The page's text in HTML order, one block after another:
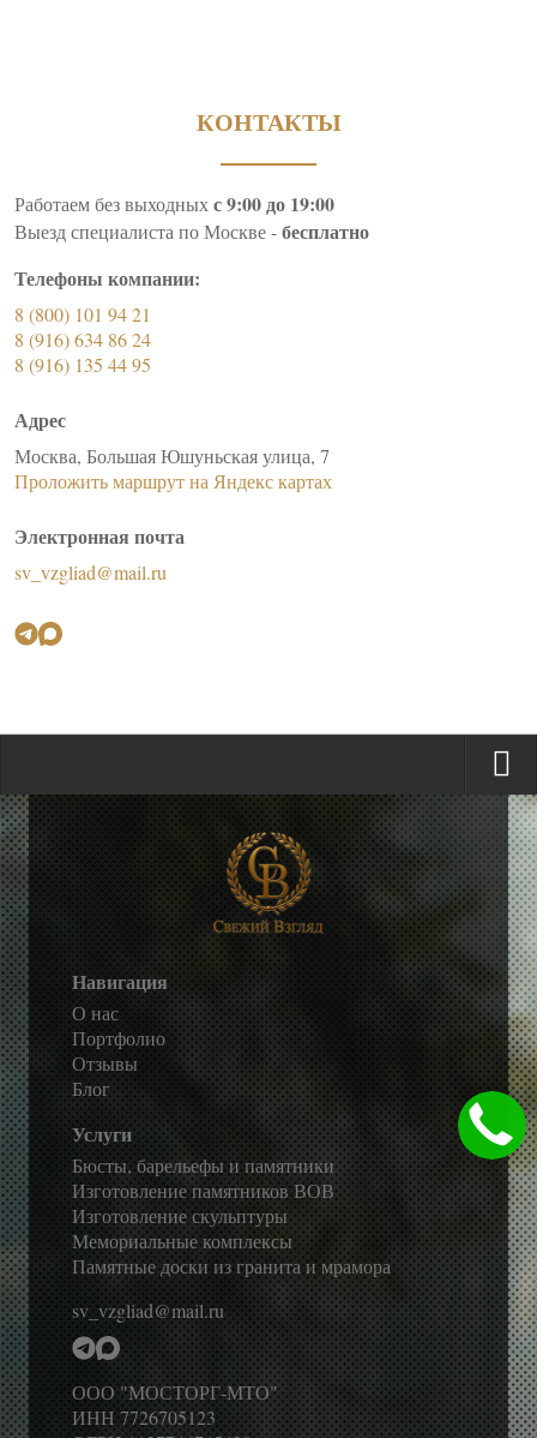
КОНТАКТЫ
Работаем без выходныхс 9:00 до 19:00
Выезд специалиста по Москве -бесплатно
Телефоны компании:
8 (800) 101 94 21
8 (916) 634 86 24
8 (916) 135 44 95
Адрес
Москва, Большая Юшуньская улица, 7
Проложить маршрут на Яндекс картах
Электронная почта
sv_vzgliad@mail.ru
Навигация
О нас
Портфолио
Отзывы
Блог
Услуги
Бюсты, барельефы и памятники
Изготовление памятников ВОВ
Изготовление скульптуры
Мемориальные комплексы
Памятные доски из гранита и мрамора
sv_vzgliad@mail.ru
ООО "МОСТОРГ-МТО"
ИНН 7726705123